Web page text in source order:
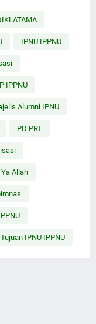
IPNU IPPNU
IPPNU
Alumni IPNU
PD PRT
Allah
Tujuan IPNU IPPNU